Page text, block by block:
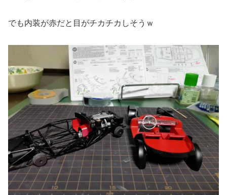
でも内装が赤だと目がチカチカしそうｗ